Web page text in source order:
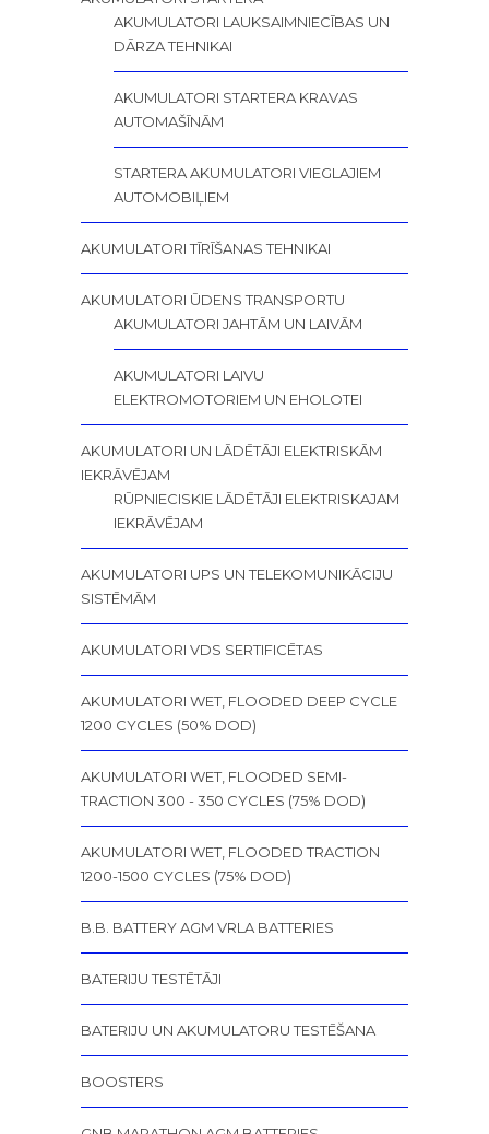
AKUMULATORI LAUKSAIMNIECĪBAS UN
DĀRZA TEHNIKAI
AKUMULATORI STARTERA KRAVAS
AUTOMAŠĪNĀM
STARTERA AKUMULATORI VIEGLAJIEM
AUTOMOBIĻIEM
AKUMULATORI TĪRĪŠANAS TEHNIKAI
AKUMULATORI ŪDENS TRANSPORTU
AKUMULATORI JAHTĀM UN LAIVĀM
AKUMULATORI LAIVU
ELEKTROMOTORIEM UN EHOLOTEI
AKUMULATORI UN LĀDĒTĀJI ELEKTRISKĀM
IEKRĀVĒJAM
RŪPNIECISKIE LĀDĒTĀJI ELEKTRISKAJAM
IEKRĀVĒJAM
AKUMULATORI UPS UN TELEKOMUNIKĀCIJU
SISTĒMĀM
AKUMULATORI VDS SERTIFICĒTAS
AKUMULATORI WET, FLOODED DEEP CYCLE
1200 CYCLES (50% DOD)
AKUMULATORI WET, FLOODED SEMI-
TRACTION 300 - 350 CYCLES (75% DOD)
AKUMULATORI WET, FLOODED TRACTION
1200-1500 CYCLES (75% DOD)
B.B. BATTERY AGM VRLA BATTERIES
BATERIJU TESTĒTĀJI
BATERIJU UN AKUMULATORU TESTĒŠANA
BOOSTERS